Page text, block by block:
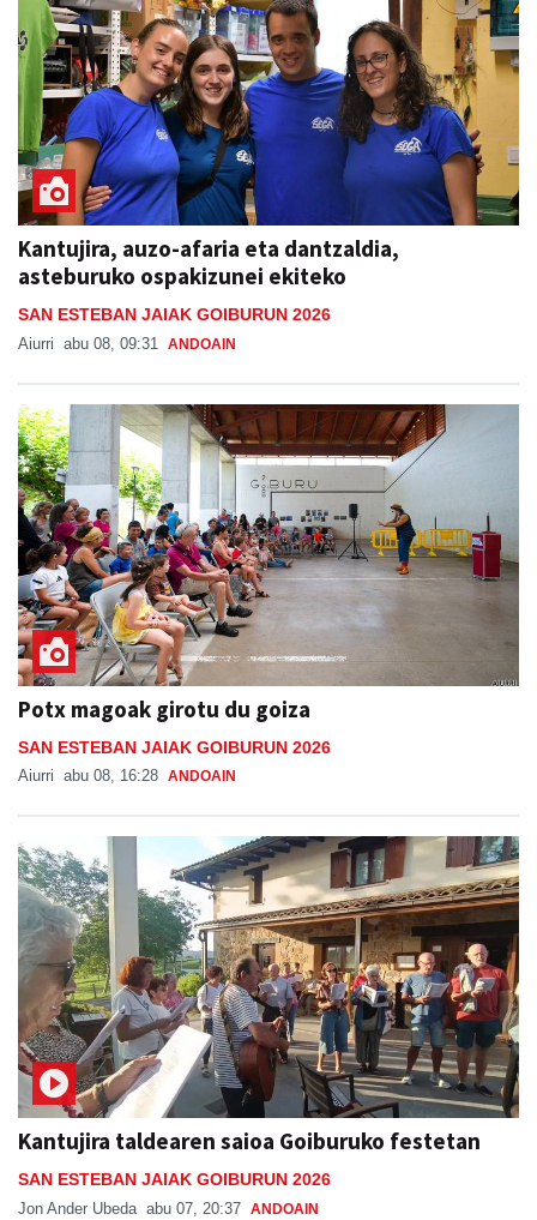
Kantujira, auzo-afaria eta dantzaldia,
asteburuko ospakizunei ekiteko
SAN ESTEBAN JAIAK GOIBURUN 2026
Aiurri abu 08, 09:31 ANDOAIN
Potx magoak girotu du goiza
SAN ESTEBAN JAIAK GOIBURUN 2026
Aiurri abu 08, 16:28 ANDOAIN
Kantujira taldearen saioa Goiburuko festetan
SAN ESTEBAN JAIAK GOIBURUN 2026
Jon Ander Ubeda abu 07, 20:37 ANDOAIN